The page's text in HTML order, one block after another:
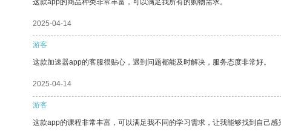
这款app的商品种类非常丰富，可以满足我所有的购物需求。
2025-04-14
游客
这款加速器app的客服很贴心，遇到问题都能及时解决，服务态度非常好。
2025-04-14
游客
这款app的课程非常丰富，可以满足我不同的学习需求，让我能够找到自己感